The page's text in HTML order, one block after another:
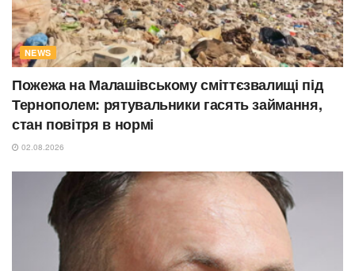
NEWS
Пожежа на Малашівському сміттєзвалищі під
Тернополем: рятувальники гасять займання,
стан повітря в нормі
02.08.2026